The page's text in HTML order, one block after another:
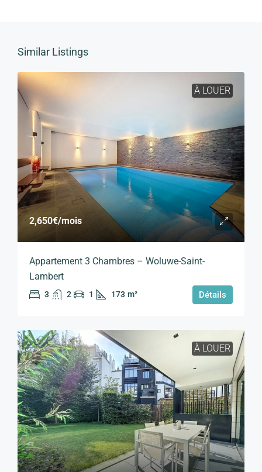
Similar Listings
À LOUER
2,650€/mois
Appartement 3 Chambres – Woluwe-Saint-
Lambert
3 2 1 173 m² Détails
À LOUER